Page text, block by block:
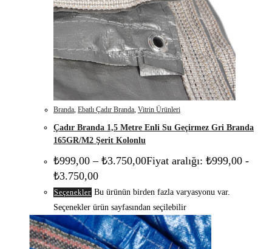
Branda Ebatlı Çadır Branda Vitrin Ürünleri
Çadır Branda 1,5 Metre Enli Su Geçirmez Gri Branda
165GR/M2 Şerit Kolonlu
₺999,00 – ₺3.750,00Fiyat aralığı: ₺999,00 -
₺3.750,00
Seçenekler Bu ürünün birden fazla varyasyonu var.
Seçenekler ürün sayfasından seçilebilir